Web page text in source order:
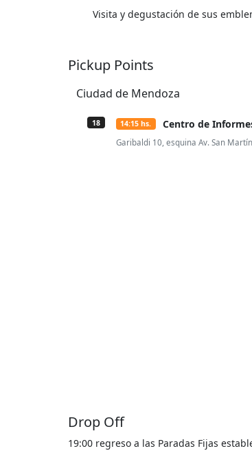
Visita y degustación de sus
Pickup Points
Ciudad de Mendoza
18 14:15 hs. Centro de
Garibaldi 10, esquina Av. San
Drop Off
19:00 regreso a las Paradas Fijas